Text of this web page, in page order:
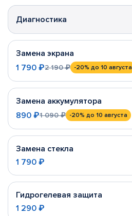
Диагностика
Замена экрана
1 790 ₽2 190 ₽ -20% до 10 августа
Замена аккумулятора
890 ₽1 090 ₽ -20% до 10 августа
Замена стекла
1 790 ₽
Гидрогелевая защита
1 290 ₽